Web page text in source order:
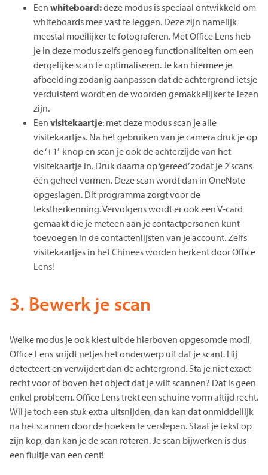
Een whiteboard:deze modus is speciaal ontwikkeld om
whiteboards mee vast te leggen. Deze zijn namelijk
meestal moeilijker te fotograferen. Met Office Lens heb
je in deze modus zelfs genoeg functionaliteiten om een
dergelijke scan te optimaliseren. Je kan hiermee je
afbeelding zodanig aanpassen dat de achtergrond ietsje
verduisterd wordt en de woorden gemakkelijker te lezen
zijn.
Een visitekaartje: met deze modus scan je alle
visitekaartjes. Na het gebruiken van je camera druk je op
de ‘+1’-knop en scan je ook de achterzijde van het
visitekaartje in. Druk daarna op ‘gereed’ zodat je 2 scans
één geheel vormen. Deze scan wordt dan in OneNote
opgeslagen. Dit programma zorgt voor de
tekstherkenning. Vervolgens wordt er ook een V-card
gemaakt die je meteen aan je contactpersonen kunt
toevoegen in de contactenlijsten van je account. Zelfs
visitekaartjes in het Chinees worden herkent door Office
Lens!
3. Bewerk je scan
Welke modus je ook kiest uit de hierboven opgesomde modi,
Office Lens snijdt netjes het onderwerp uit dat je scant. Hij
detecteert en verwijdert dan de achtergrond. Sta je niet exact
recht voor of boven het object dat je wilt scannen? Dat is geen
enkel probleem. Office Lens trekt een schuine vorm altijd recht.
Wil je toch een stuk extra uitsnijden, dan kan dat onmiddellijk
na het scannen door de hoeken te verslepen. Staat je tekst op
zijn kop, dan kan je de scan roteren. Je scan bijwerken is dus
een fluitje van een cent!